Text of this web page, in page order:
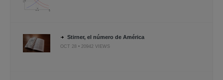
Stirner, el número de América
OCT 28 • 20942 VIEWS